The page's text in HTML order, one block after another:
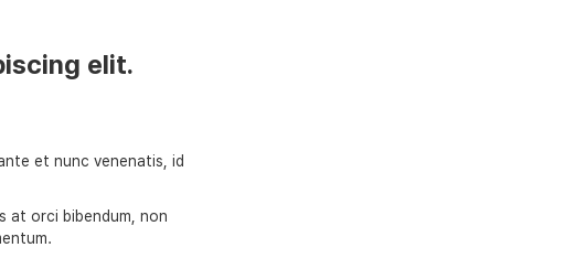
elit.
et nunc venenatis, id
at orci bibendum, non